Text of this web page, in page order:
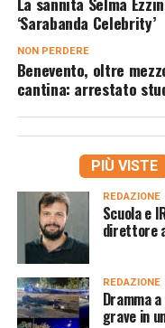
‘Sarabanda Celebrity’
NON PERDERE
Benevento, oltre
cantina: arrestato
PIÙ VISTE
REDAZIONE
Scuola e
direttore
REDAZIONE
Dramma
grave in